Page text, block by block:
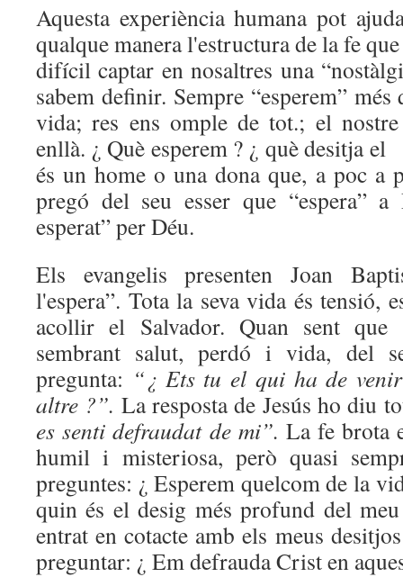
Aquesta experiència humana pot
qualque manera l'estructura de la fe
difícil captar en nosaltres una
sabem definir. Sempre “esperem”
vida; res ens omple de tot.; el
enllà. ¿ Què esperem ? ¿ què desitja
és un home o una dona que, a poc a
pregó del seu esser que “espera” a
esperat” per Déu.
Els evangelis presenten Joan
l'espera”. Tota la seva vida és tensió,
acollir el Salvador. Quan sent que
sembrant salut, perdó i vida, del
pregunta: “¿ Ets tu el qui ha de
altre ?”. La resposta de Jesús ho diu
es senti defraudat de mi”. La fe brota
humil i misteriosa, però quasi
preguntes: ¿ Esperem quelcom de la
quin és el desig més profund del
entrat en cotacte amb els meus
preguntar: ¿ Em defrauda Crist en